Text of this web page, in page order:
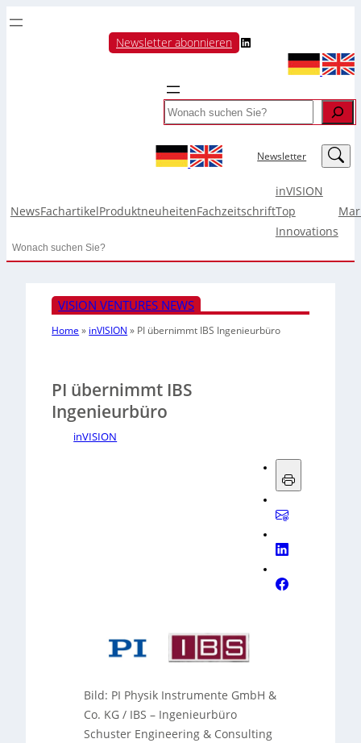
Newsletter abonnieren LinkedIn
Search
Newsletter LinkedIn
NewsFachartikelProduktneuheitenFachzeitschrift
inVISION
Top
Innovations
Search
VISION VENTURES NEWS
Home » inVISION » PI übernimmt IBS Ingenieurbüro
PI übernimmt IBS
Ingenieurbüro
inVISION
Bild: PI Physik Instrumente GmbH &
Co. KG / IBS – Ingenieurbüro
Schuster Engineering & Consulting